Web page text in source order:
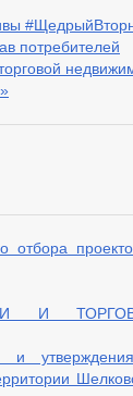
потребителей
И
и